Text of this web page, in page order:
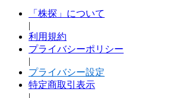
「株探」について
|
利用規約
プライバシーポリシー
|
プライバシー設定
特定商取引表示